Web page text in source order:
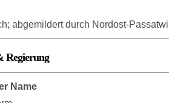
abgemildert durch Nordost-
Regierung
Name